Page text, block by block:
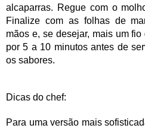
alcaparras. Regue com o
Finalize com as folhas de
mãos e, se desejar, mais um
por 5 a 10 minutos antes de
os sabores.
Dicas do chef:
Para uma versão mais